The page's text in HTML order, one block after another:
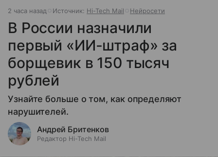
2 часа назад Источник: Hi-Tech Mail Нейросети
В России назначили
первый «ИИ-штраф» за
борщевик в 150 тысяч
рублей
Узнайте больше о том, как определяют
нарушителей.
Андрей Бритенков
Редактор Hi-Tech Mail